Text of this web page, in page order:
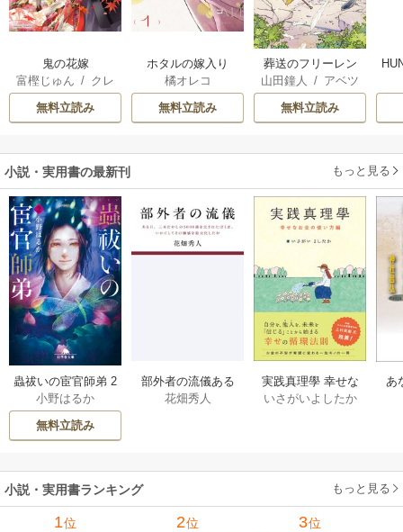
鬼の花嫁
富樫じゅん / クレ
ハ
無料立読み
ホタルの嫁入り
橘オレコ
無料立読み
葬送のフリーレン
山田鐘人 / アベツ
カサ
無料立読み
小説・実用書の最新刊 もっと見る
蟲祓いの宦官師弟 2
巻
小野はるか
無料立読み
部外者の流儀ある
日、三木たかしの5
したか 1巻
花畑秀人
実践真理學 幸せな
お金の使い方編 1巻
いさがいよしたか
あ
小説・実用書ランキング もっと見る
1位 2位 3位